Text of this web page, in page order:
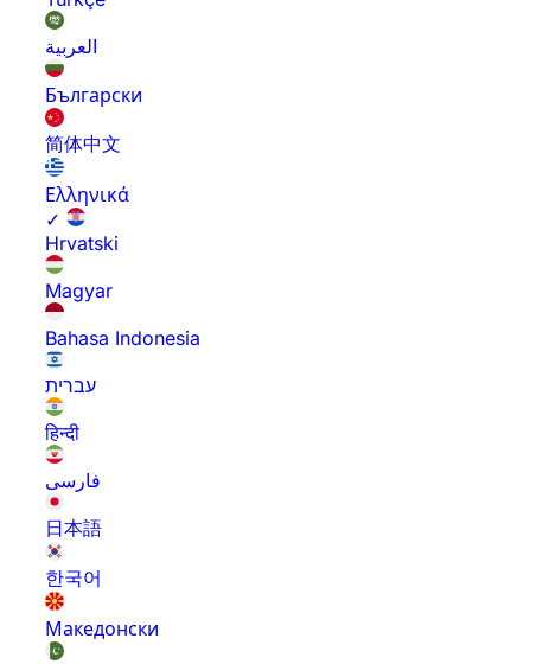
العربية
Български
简体中文
Ελληνικά
✓
Hrvatski
Magyar
Bahasa Indonesia
עברית
हिन्दी
فارسی
日本語
한국어
Македонски